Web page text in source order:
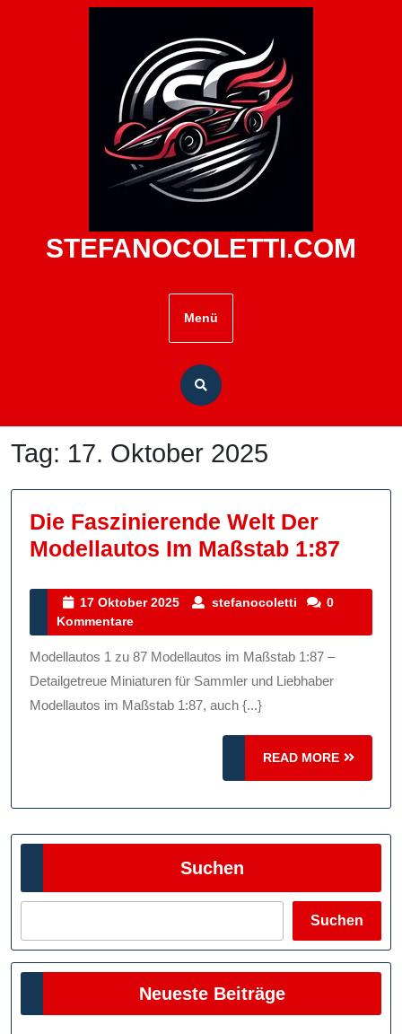
STEFANOCOLETTI.COM
Menü
Tag: 17. Oktober 2025
Die Faszinierende Welt Der
Modellautos Im Maßstab 1:87
Der
1:87
17 Oktober 2025
17
2025
stefanocoletti stefanocoletti
0
Kommentare
Modellautos 1 zu 87 Modellautos im Maßstab 1:87 –
Detailgetreue Miniaturen für Sammler und Liebhaber
Modellautos im Maßstab 1:87, auch {...}
READ MORE
READ
MORE
Suchen
Suchen
Neueste Beiträge